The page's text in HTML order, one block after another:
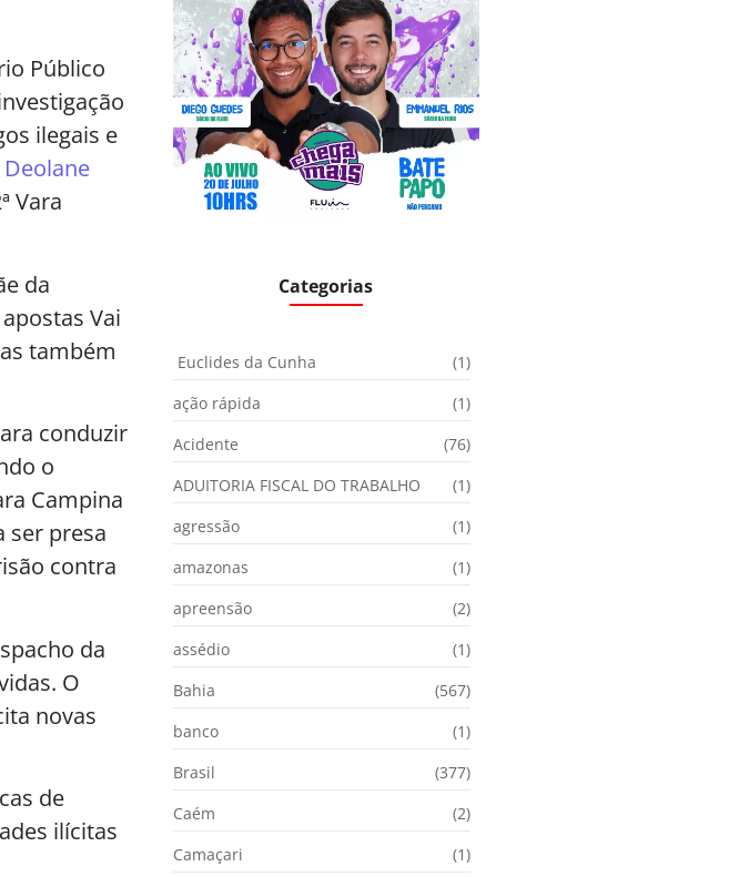
Público
ilegais e
Vara
da
Vai
também
conduzir
o
Campina
ser presa
contra
da
O
novas
de
ilícitas
Categorias
Euclides da Cunha
(1)
ação rápida
(1)
Acidente
(76)
ADUITORIA FISCAL DO TRABALHO
(1)
agressão
(1)
amazonas
(1)
apreensão
(2)
assédio
(1)
Bahia
(567)
banco
(1)
Brasil
(377)
Caém
(2)
Camaçari
(1)